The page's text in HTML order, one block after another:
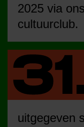
2025 via
cultuurclub.
uitgegeven